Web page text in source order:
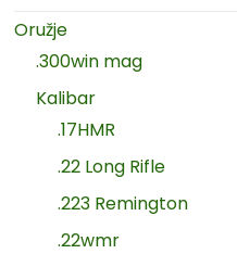
Oružje
.300win mag
Kalibar
.17HMR
.22 Long Rifle
.223 Remington
.22wmr